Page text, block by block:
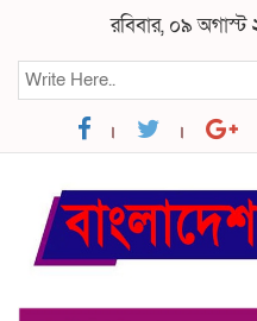
রবিবার, ০৯